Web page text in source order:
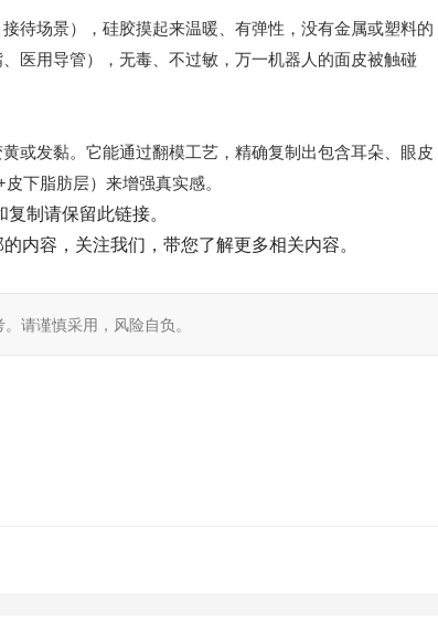
待场景），硅胶摸起来温暖、有弹性，没有金属或塑料的
医用导管），无毒、不过敏，万一机器人的面皮被触碰
或发黏。它能通过翻模工艺，精确复制出包含耳朵、眼皮
下脂肪层）来增强真实感。
复制请保留此链接。
内容，关注我们，带您了解更多相关内容。
请谨慎采用，风险自负。